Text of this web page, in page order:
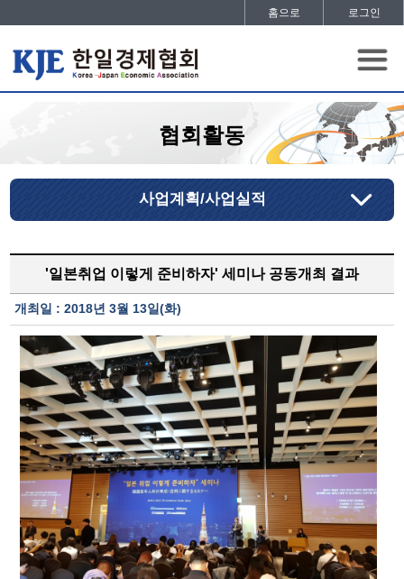
홈으로 로그인
협회활동
사업계획/사업실적
'일본취업 이렇게 준비하자' 세미나 공동개최 결과
개최일 : 2018년 3월 13일(화)